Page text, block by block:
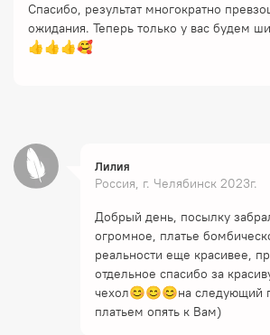
Спасибо, результат многократно
ожидания. Теперь только у вас будем
👍👍👍🥰
Лилия
Россия, г. Челябинск 2023г.
Добрый день, посылку
огромное, платье
реальности еще красивее,
отдельное спасибо за
чехол😊😊😊на следующий
платьем опять к Вам)